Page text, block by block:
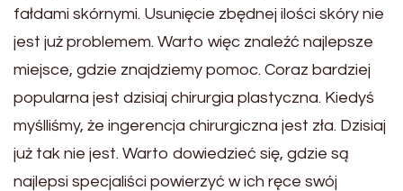
fałdami skórnymi. Usunięcie zbędnej ilości skóry nie
jest już problemem. Warto więc znaleźć najlepsze
miejsce, gdzie znajdziemy pomoc. Coraz bardziej
popularna jest dzisiaj chirurgia plastyczna. Kiedyś
myślliśmy, że ingerencja chirurgiczna jest zła. Dzisiaj
już tak nie jest. Warto dowiedzieć się, gdzie są
najlepsi specjaliści powierzyć w ich ręce swój